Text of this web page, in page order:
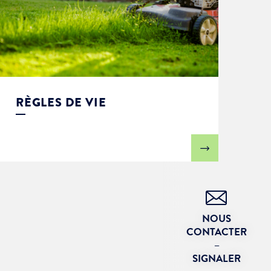
RÈGLES DE VIE
NOUS
CONTACTER
–
SIGNALER